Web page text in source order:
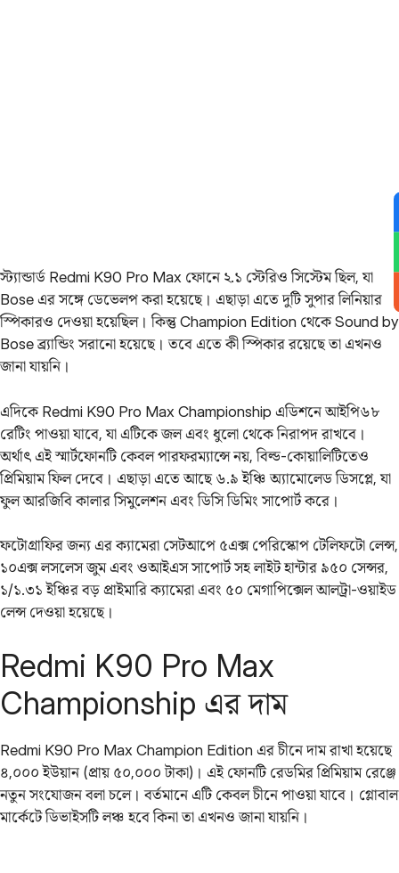
স্ট্যান্ডার্ড Redmi K90 Pro Max ফোনে ২.১ স্টেরিও সিস্টেম ছিল, যা
Bose এর সঙ্গে ডেভেলপ করা হয়েছে। এছাড়া এতে দুটি সুপার লিনিয়ার
স্পিকারও দেওয়া হয়েছিল। কিন্তু Champion Edition থেকে Sound by
Bose ব্র্যান্ডিং সরানো হয়েছে। তবে এতে কী স্পিকার রয়েছে তা এখনও
জানা যায়নি।
এদিকে Redmi K90 Pro Max Championship এডিশনে আইপি৬৮
রেটিং পাওয়া যাবে, যা এটিকে জল এবং ধুলো থেকে নিরাপদ রাখবে।
অর্থাৎ এই স্মার্টফোনটি কেবল পারফরম্যান্সে নয়, বিল্ড-কোয়ালিটিতেও
প্রিমিয়াম ফিল দেবে। এছাড়া এতে আছে ৬.৯ ইঞ্চি অ্যামোলেড ডিসপ্লে, যা
ফুল আরজিবি কালার সিমুলেশন এবং ডিসি ডিমিং সাপোর্ট করে।
ফটোগ্রাফির জন্য এর ক্যামেরা সেটআপে ৫এক্স পেরিস্কোপ টেলিফটো লেন্স,
১০এক্স লসলেস জুম এবং ওআইএস সাপোর্ট সহ লাইট হান্টার ৯৫০ সেন্সর,
১/১.৩১ ইঞ্চির বড় প্রাইমারি ক্যামেরা এবং ৫০ মেগাপিক্সেল আলট্রা-ওয়াইড
লেন্স দেওয়া হয়েছে।
Redmi K90 Pro Max
Championship এর দাম
Redmi K90 Pro Max Champion Edition এর চীনে দাম রাখা হয়েছে
৪,০০০ ইউয়ান (প্রায় ৫০,০০০ টাকা)। এই ফোনটি রেডমির প্রিমিয়াম রেঞ্জে
নতুন সংযোজন বলা চলে। বর্তমানে এটি কেবল চীনে পাওয়া যাবে। গ্লোবাল
মার্কেটে ডিভাইসটি লঞ্চ হবে কিনা তা এখনও জানা যায়নি।